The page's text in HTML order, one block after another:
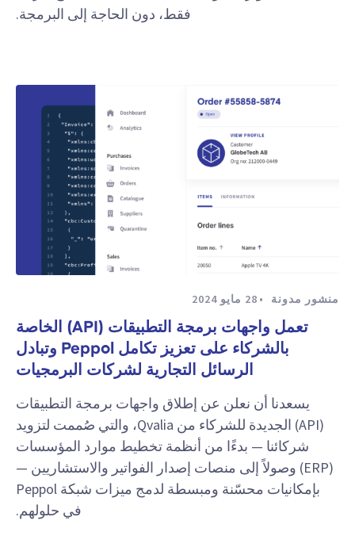
فقط، دون الحاجة إلى البرمجة.
منشور مدونة 28 مايو 2024
تعمل واجهات برمجة التطبيقات (API) الخاصة
بالشركاء على تعزيز تكامل Peppol وتبادل
الرسائل التجارية لشركات البرمجيات
يسعدنا أن نعلن عن إطلاق واجهات برمجة التطبيقات
(API) الجديدة للشركاء من Qvalia، والتي صُممت لتزويد
شركائنا — بدءًا من أنظمة تخطيط موارد المؤسسات
(ERP) وصولاً إلى منصات إصدار الفواتير والاستشاريين —
بإمكانيات محسّنة ومبسطة لدمج ميزات شبكة Peppol
في حلولهم.